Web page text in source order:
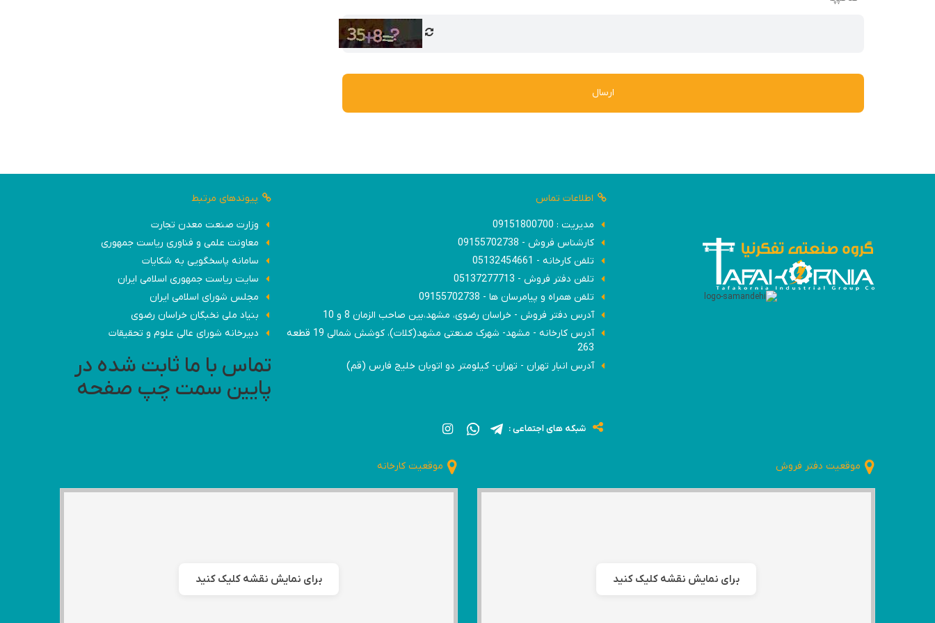
ارسال
اطلاعات تماس
مدیریت : 09151800700
کارشناس فروش - 09155702738
تلفن کارخانه - 05132454661
تلفن دفتر فروش - 05137277713
تلفن همراه و پیامرسان ها - 09155702738
آدرس دفتر فروش - خراسان رضوی، مشهد،بین صاحب الزمان 8 و 10
آدرس کارخانه - مشهد- شهرک صنعتی مشهد(کلات)، کوشش شمالی 19 قطعه
263
آدرس انبار تهران - تهران- کیلومتر دو اتوبان خلیج فارس (قم)
شبکه های اجتماعی :
پیوندهای مرتبط
وزارت صنعت معدن تجارت
معاونت علمی و فناوری ریاست جمهوری
سامانه پاسخگویی به شکایات
سایت ریاست جمهوری اسلامی ایران
مجلس شورای اسلامی ایران
بنیاد ملی نخبگان خراسان رضوی
دبیرخانه شورای عالی علوم و تحقیقات
تماس با ما ثابت شده در
پایین سمت چپ صفحه
موقعیت دفتر فروش
برای نمایش نقشه کلیک کنید
موقعیت کارخانه
برای نمایش نقشه کلیک کنید